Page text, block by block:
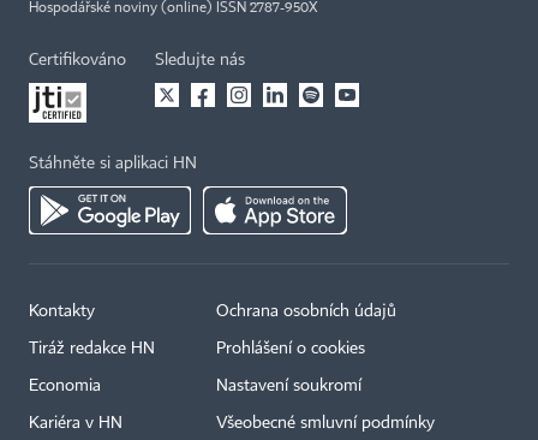
Hospodářské noviny (online) ISSN 2787-950X
Certifikováno Sledujte nás
Stáhněte si aplikaci HN
Kontakty
Tiráž redakce HN
Economia
Kariéra v HN
Ochrana osobních údajů
Prohlášení o cookies
Nastavení soukromí
Všeobecné smluvní podmínky